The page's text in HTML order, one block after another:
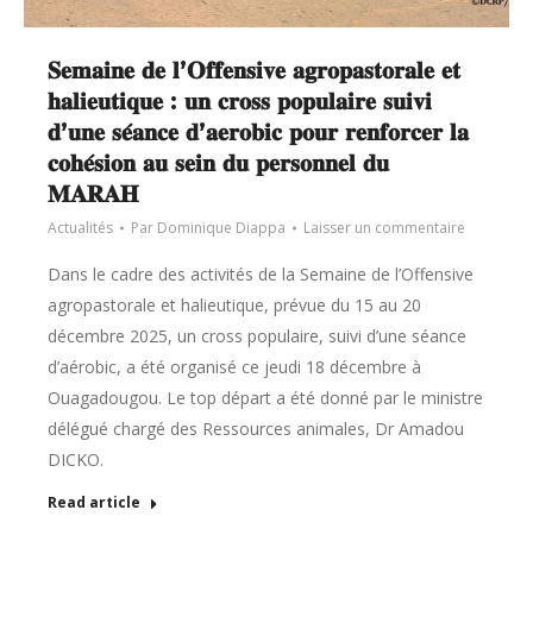
𝐒𝐞𝐦𝐚𝐢𝐧𝐞 𝐝𝐞 𝐥’𝐎𝐟𝐟𝐞𝐧𝐬𝐢𝐯𝐞 𝐚𝐠𝐫𝐨𝐩𝐚𝐬𝐭𝐨𝐫𝐚𝐥𝐞 𝐞𝐭
𝐡𝐚𝐥𝐢𝐞𝐮𝐭𝐢𝐪𝐮𝐞 : 𝐮𝐧 𝐜𝐫𝐨𝐬𝐬 𝐩𝐨𝐩𝐮𝐥𝐚𝐢𝐫𝐞 𝐬𝐮𝐢𝐯𝐢
𝐝’𝐮𝐧𝐞 𝐬𝐞́𝐚𝐧𝐜𝐞 𝐝’𝐚𝐞𝐫𝐨𝐛𝐢𝐜 𝐩𝐨𝐮𝐫 𝐫𝐞𝐧𝐟𝐨𝐫𝐜𝐞𝐫 𝐥𝐚
𝐜𝐨𝐡𝐞́𝐬𝐢𝐨𝐧 𝐚𝐮 𝐬𝐞𝐢𝐧 𝐝𝐮 𝐩𝐞𝐫𝐬𝐨𝐧𝐧𝐞𝐥 𝐝𝐮
𝐌𝐀𝐑𝐀𝐇
Actualités Par Dominique Diappa Laisser un commentaire
Dans le cadre des activités de la Semaine de l’Offensive
agropastorale et halieutique, prévue du 15 au 20
décembre 2025, un cross populaire, suivi d’une séance
d’aérobic, a été organisé ce jeudi 18 décembre à
Ouagadougou. Le top départ a été donné par le ministre
délégué chargé des Ressources animales, Dr Amadou
DICKO.
Read article